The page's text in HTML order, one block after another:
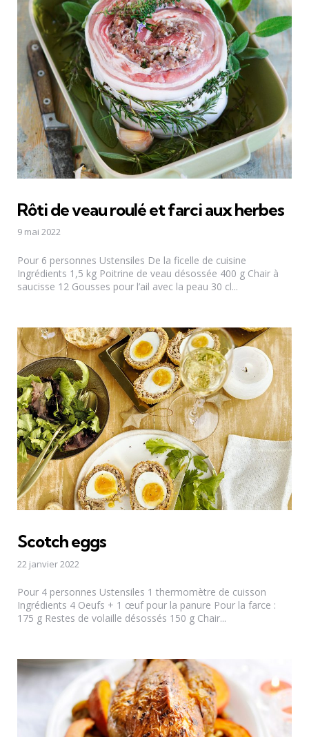
Rôti de veau roulé et farci aux herbes
9 mai 2022
Pour 6 personnes Ustensiles De la ficelle de cuisine
Ingrédients 1,5 kg Poitrine de veau désossée 400 g Chair à
saucisse 12 Gousses pour l’ail avec la peau 30 cl...
Scotch eggs
22 janvier 2022
Pour 4 personnes Ustensiles 1 thermomètre de cuisson
Ingrédients 4 Oeufs + 1 œuf pour la panure Pour la farce :
175 g Restes de volaille désossés 150 g Chair...